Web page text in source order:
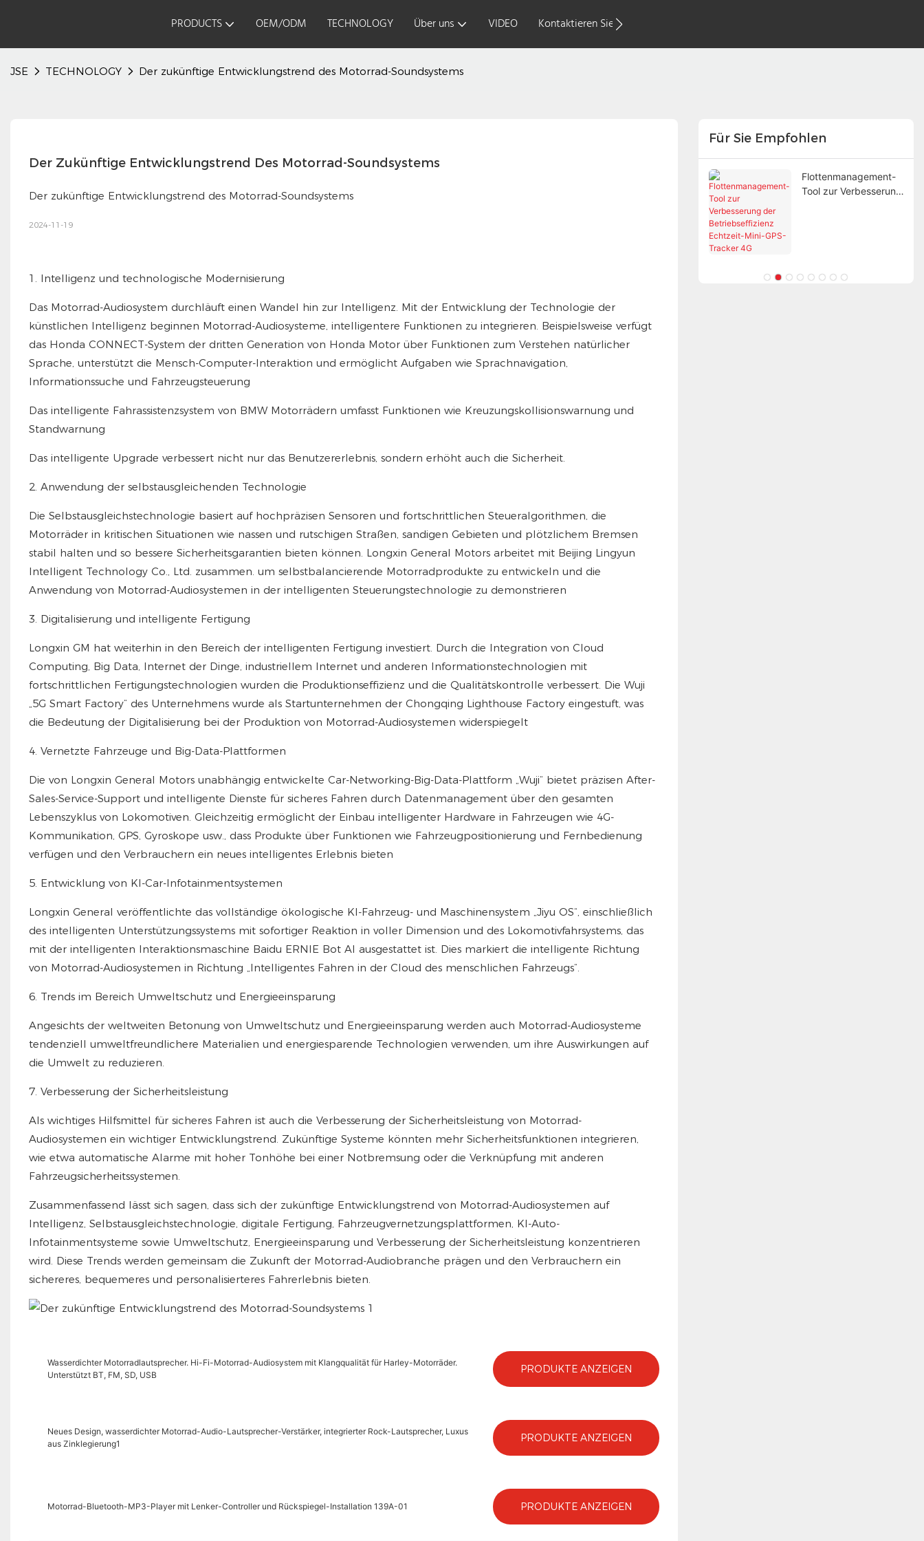
PRODUCTS OEM/ODM TECHNOLOGY Über uns VIDEO Kontaktieren Sie uns
JSE TECHNOLOGY Der zukünftige Entwicklungstrend des Motorrad-Soundsystems
Der Zukünftige Entwicklungstrend Des Motorrad-Soundsystems
Der zukünftige Entwicklungstrend des Motorrad-Soundsystems
2024-11-19
1. Intelligenz und technologische Modernisierung
Das Motorrad-Audiosystem durchläuft einen Wandel hin zur Intelligenz. Mit der Entwicklung der Technologie der
künstlichen Intelligenz beginnen Motorrad-Audiosysteme, intelligentere Funktionen zu integrieren. Beispielsweise verfügt
das Honda CONNECT-System der dritten Generation von Honda Motor über Funktionen zum Verstehen natürlicher
Sprache, unterstützt die Mensch-Computer-Interaktion und ermöglicht Aufgaben wie Sprachnavigation,
Informationssuche und Fahrzeugsteuerung
Das intelligente Fahrassistenzsystem von BMW Motorrädern umfasst Funktionen wie Kreuzungskollisionswarnung und
Standwarnung
Das intelligente Upgrade verbessert nicht nur das Benutzererlebnis, sondern erhöht auch die Sicherheit.
2. Anwendung der selbstausgleichenden Technologie
Die Selbstausgleichstechnologie basiert auf hochpräzisen Sensoren und fortschrittlichen Steueralgorithmen, die
Motorräder in kritischen Situationen wie nassen und rutschigen Straßen, sandigen Gebieten und plötzlichem Bremsen
stabil halten und so bessere Sicherheitsgarantien bieten können. Longxin General Motors arbeitet mit Beijing Lingyun
Intelligent Technology Co., Ltd. zusammen. um selbstbalancierende Motorradprodukte zu entwickeln und die
Anwendung von Motorrad-Audiosystemen in der intelligenten Steuerungstechnologie zu demonstrieren
3. Digitalisierung und intelligente Fertigung
Longxin GM hat weiterhin in den Bereich der intelligenten Fertigung investiert. Durch die Integration von Cloud
Computing, Big Data, Internet der Dinge, industriellem Internet und anderen Informationstechnologien mit
fortschrittlichen Fertigungstechnologien wurden die Produktionseffizienz und die Qualitätskontrolle verbessert. Die Wuji
„5G Smart Factory“ des Unternehmens wurde als Startunternehmen der Chongqing Lighthouse Factory eingestuft, was
die Bedeutung der Digitalisierung bei der Produktion von Motorrad-Audiosystemen widerspiegelt
4. Vernetzte Fahrzeuge und Big-Data-Plattformen
Die von Longxin General Motors unabhängig entwickelte Car-Networking-Big-Data-Plattform „Wuji“ bietet präzisen After-
Sales-Service-Support und intelligente Dienste für sicheres Fahren durch Datenmanagement über den gesamten
Lebenszyklus von Lokomotiven. Gleichzeitig ermöglicht der Einbau intelligenter Hardware in Fahrzeugen wie 4G-
Kommunikation, GPS, Gyroskope usw., dass Produkte über Funktionen wie Fahrzeugpositionierung und Fernbedienung
verfügen und den Verbrauchern ein neues intelligentes Erlebnis bieten
5. Entwicklung von KI-Car-Infotainmentsystemen
Longxin General veröffentlichte das vollständige ökologische KI-Fahrzeug- und Maschinensystem „Jiyu OS“, einschließlich
des intelligenten Unterstützungssystems mit sofortiger Reaktion in voller Dimension und des Lokomotivfahrsystems, das
mit der intelligenten Interaktionsmaschine Baidu ERNIE Bot AI ausgestattet ist. Dies markiert die intelligente Richtung
von Motorrad-Audiosystemen in Richtung „Intelligentes Fahren in der Cloud des menschlichen Fahrzeugs“.
6. Trends im Bereich Umweltschutz und Energieeinsparung
Angesichts der weltweiten Betonung von Umweltschutz und Energieeinsparung werden auch Motorrad-Audiosysteme
tendenziell umweltfreundlichere Materialien und energiesparende Technologien verwenden, um ihre Auswirkungen auf
die Umwelt zu reduzieren.
7. Verbesserung der Sicherheitsleistung
Als wichtiges Hilfsmittel für sicheres Fahren ist auch die Verbesserung der Sicherheitsleistung von Motorrad-
Audiosystemen ein wichtiger Entwicklungstrend. Zukünftige Systeme könnten mehr Sicherheitsfunktionen integrieren,
wie etwa automatische Alarme mit hoher Tonhöhe bei einer Notbremsung oder die Verknüpfung mit anderen
Fahrzeugsicherheitssystemen.
Zusammenfassend lässt sich sagen, dass sich der zukünftige Entwicklungstrend von Motorrad-Audiosystemen auf
Intelligenz, Selbstausgleichstechnologie, digitale Fertigung, Fahrzeugvernetzungsplattformen, KI-Auto-
Infotainmentsysteme sowie Umweltschutz, Energieeinsparung und Verbesserung der Sicherheitsleistung konzentrieren
wird. Diese Trends werden gemeinsam die Zukunft der Motorrad-Audiobranche prägen und den Verbrauchern ein
sichereres, bequemeres und personalisierteres Fahrerlebnis bieten.
Wasserdichter Motorradlautsprecher. Hi-Fi-Motorrad-Audiosystem mit Klangqualität für Harley-Motorräder.
Unterstützt BT, FM, SD, USB
PRODUKTE ANZEIGEN
Neues Design, wasserdichter Motorrad-Audio-Lautsprecher-Verstärker, integrierter Rock-Lautsprecher, Luxus
aus Zinklegierung1
PRODUKTE ANZEIGEN
Motorrad-Bluetooth-MP3-Player mit Lenker-Controller und Rückspiegel-Installation 139A-01 PRODUKTE ANZEIGEN
Für Sie Empfohlen
Flottenmanagement-
Tool zur Verbesserung